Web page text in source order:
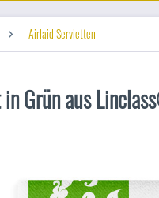
Airlaid Servietten
in Grün aus